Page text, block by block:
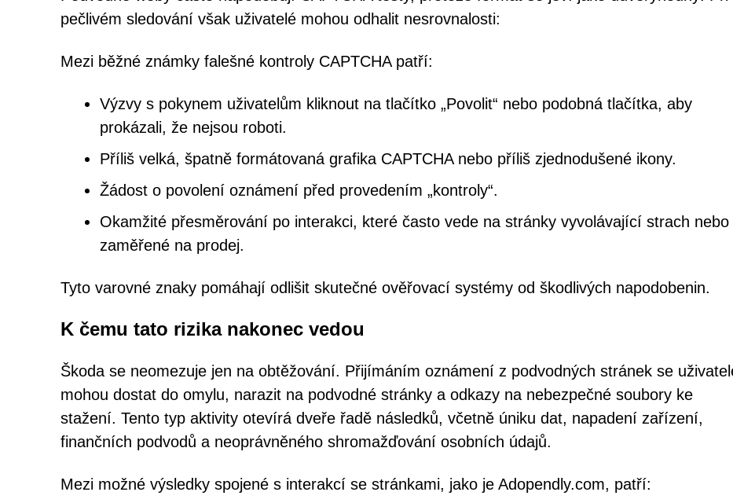
pečlivém sledování však uživatelé mohou odhalit nesrovnalosti:
Mezi běžné známky falešné kontroly CAPTCHA patří:
Výzvy s pokynem uživatelům kliknout na tlačítko „Povolit“ nebo podobná tlačítka, aby
prokázali, že nejsou roboti.
Příliš velká, špatně formátovaná grafika CAPTCHA nebo příliš zjednodušené ikony.
Žádost o povolení oznámení před provedením „kontroly“.
Okamžité přesměrování po interakci, které často vede na stránky vyvolávající strach nebo
zaměřené na prodej.
Tyto varovné znaky pomáhají odlišit skutečné ověřovací systémy od škodlivých napodobenin.
K čemu tato rizika nakonec vedou
Škoda se neomezuje jen na obtěžování. Přijímáním oznámení z podvodných stránek se
mohou dostat do omylu, narazit na podvodné stránky a odkazy na nebezpečné soubory ke
stažení. Tento typ aktivity otevírá dveře řadě následků, včetně úniku dat, napadení zařízení,
finančních podvodů a neoprávněného shromažďování osobních údajů.
Mezi možné výsledky spojené s interakcí se stránkami, jako je Adopendly.com, patří: